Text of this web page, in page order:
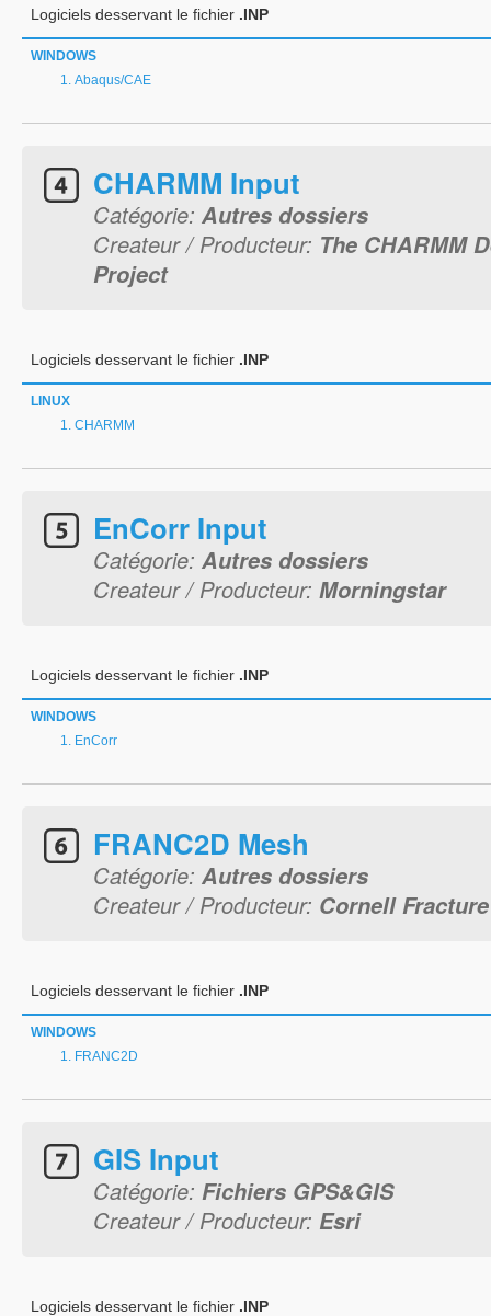
Logiciels desservant le fichier .INP
WINDOWS
Abaqus/CAE
CHARMM Input
Catégorie: Autres dossiers
Createur / Producteur: The CHARMM
Project
Logiciels desservant le fichier .INP
LINUX
CHARMM
EnCorr Input
Catégorie: Autres dossiers
Createur / Producteur: Morningstar
Logiciels desservant le fichier .INP
WINDOWS
EnCorr
FRANC2D Mesh
Catégorie: Autres dossiers
Createur / Producteur: Cornell
Logiciels desservant le fichier .INP
WINDOWS
FRANC2D
GIS Input
Catégorie: Fichiers GPS&GIS
Createur / Producteur: Esri
Logiciels desservant le fichier .INP